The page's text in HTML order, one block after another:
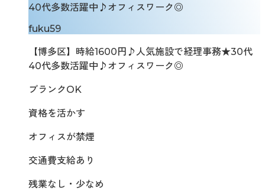
40代多数活躍中♪オフィスワーク◎
fuku59
【博多区】時給1600円♪人気施設で経理事務★30代
40代多数活躍中♪オフィスワーク◎
ブランクOK
資格を活かす
オフィスが禁煙
交通費支給あり
残業なし・少なめ